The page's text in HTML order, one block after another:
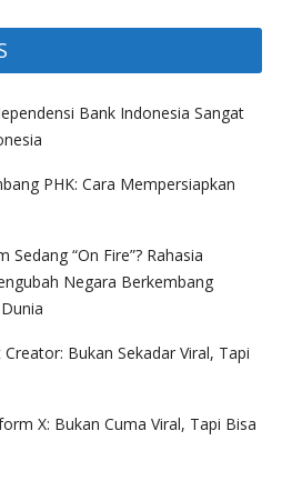
Bank Indonesia Sangat
PHK: Cara Mempersiapkan
“On Fire”? Rahasia
Negara Berkembang
Bukan Sekadar Viral, Tapi
X: Bukan Cuma Viral, Tapi Bisa